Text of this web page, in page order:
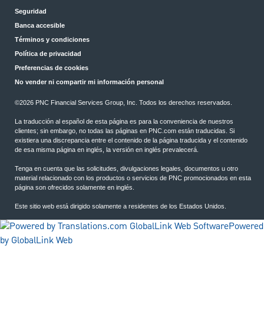
Seguridad
Banca accesible
Términos y condiciones
Política de privacidad
Preferencias de cookies
No vender ni compartir mi información personal
©2026 PNC Financial Services Group, Inc. Todos los derechos reservados.
La traducción al español de esta página es para la conveniencia de nuestros
clientes; sin embargo, no todas las páginas en PNC.com están traducidas. Si
existiera una discrepancia entre el contenido de la página traducida y el contenido
de esa misma página en inglés, la versión en inglés prevalecerá.
Tenga en cuenta que las solicitudes, divulgaciones legales, documentos u otro
material relacionado con los productos o servicios de PNC promocionados en esta
página son ofrecidos solamente en inglés.
Este sitio web está dirigido solamente a residentes de los Estados Unidos.
Powered
by GlobalLink Web